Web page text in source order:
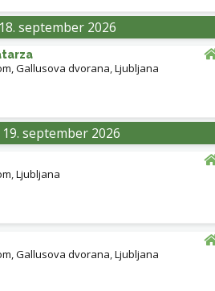
september 2026
Gallusova dvorana,Ljubljana
september 2026
,Ljubljana
Gallusova dvorana,Ljubljana